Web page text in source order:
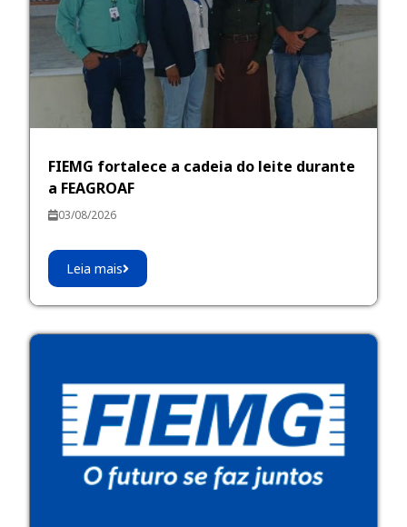
FIEMG fortalece a cadeia do leite durante
a FEAGROAF
03/08/2026
Leia mais